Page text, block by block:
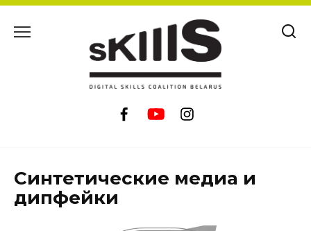
Синтетические медиа и
дипфейки